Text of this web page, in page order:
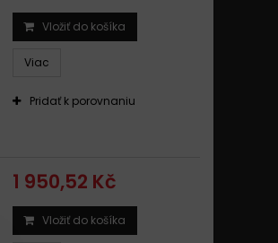
Vložiť do košíka
Viac
Pridať k porovnaniu
1 950,52 Kč
Vložiť do košíka